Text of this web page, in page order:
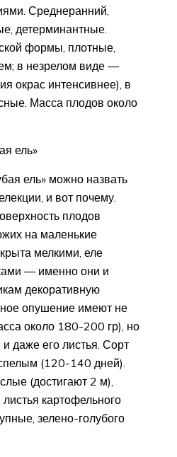
Среднеранний,
детерминантные.
формы, плотные,
в незрелом виде —
окрас интенсивнее), в
Масса плодов около
ель»
ель» можно назвать
и вот почему.
плодов
на маленькие
мелкими, еле
— именно они и
декоративную
опушение имеют не
около 180-200 гр), но
и даже его листья. Сорт
(120-140 дней).
(достигают 2 м),
картофельного
зелено-голубого